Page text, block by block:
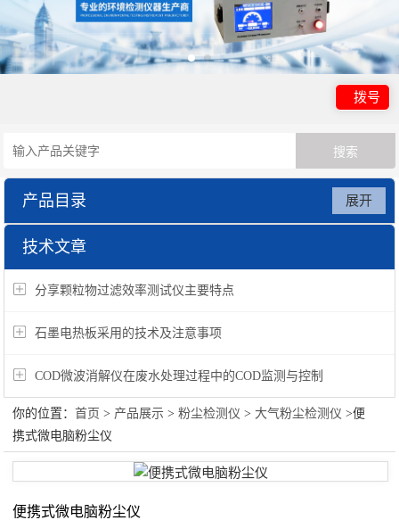
拨号
产品目录
粉尘检测仪
展开
技术文章
分享颗粒物过滤效率测试仪主要特点
石墨电热板采用的技术及注意事项
COD微波消解仪在废水处理过程中的COD监测与控制
你的位置：首页 > 产品展示 >粉尘检测仪 >大气粉尘检测仪 >便
携式微电脑粉尘仪
便携式微电脑粉尘仪